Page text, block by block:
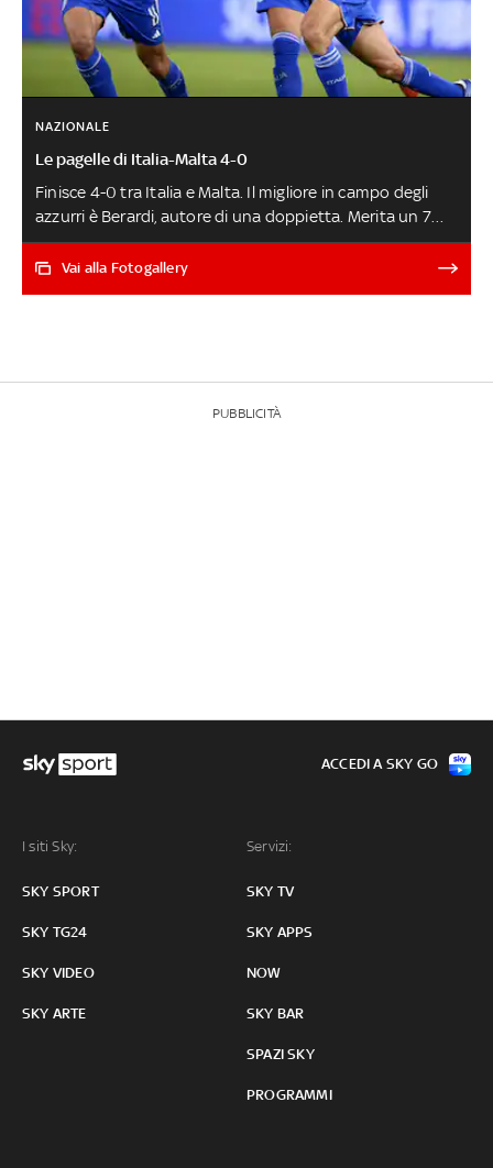
NAZIONALE
Le pagelle di Italia-Malta 4-0
Finisce 4-0 tra Italia e Malta. Il migliore in campo degli
azzurri è Berardi, autore di una doppietta. Merita un 7
anche Bonaventura, come Frattesi entrato nel secondo
tempo. Donnarumma mai impegnato. Tutti i voti di
Vai alla Fotogallery
PUBBLICITÀ
I siti Sky:
SKY SPORT
SKY TG24
SKY VIDEO
SKY ARTE
Servizi:
SKY TV
SKY APPS
NOW
SKY BAR
SPAZI SKY
PROGRAMMI
ACCEDI A SKY GO